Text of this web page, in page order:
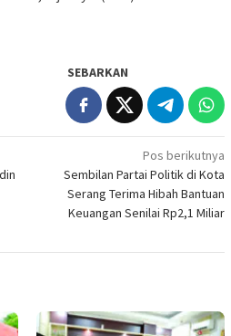
SEBARKAN
Pos berikutnya
Sembilan Partai Politik di Kota
Serang Terima Hibah Bantuan
Keuangan Senilai Rp2,1 Miliar